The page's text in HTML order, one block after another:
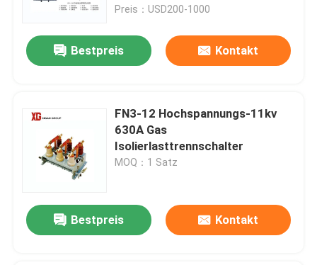
Preis：USD200-1000
Bestpreis Kontakt
FN3-12 Hochspannungs-11kv
630A Gas
Isolierlasttrennschalter
MOQ：1 Satz
Bestpreis Kontakt